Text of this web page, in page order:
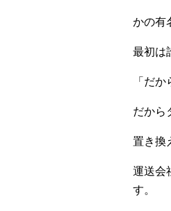
かの有
最初は
「だ
だから
置き換
運送会
す。